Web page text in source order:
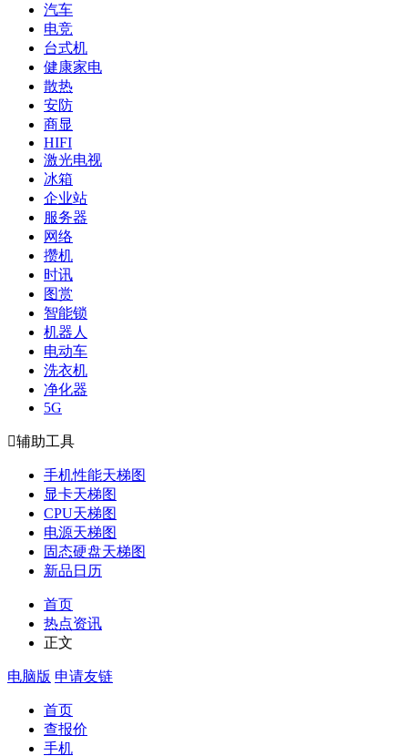
汽车
电竞
台式机
健康家电
散热
安防
商显
HIFI
激光电视
冰箱
企业站
服务器
网络
攒机
时讯
图赏
智能锁
机器人
电动车
洗衣机
净化器
5G
辅助工具
手机性能天梯图
显卡天梯图
CPU天梯图
电源天梯图
固态硬盘天梯图
新品日历
首页
热点资讯
正文
电脑版 申请友链
首页
查报价
手机